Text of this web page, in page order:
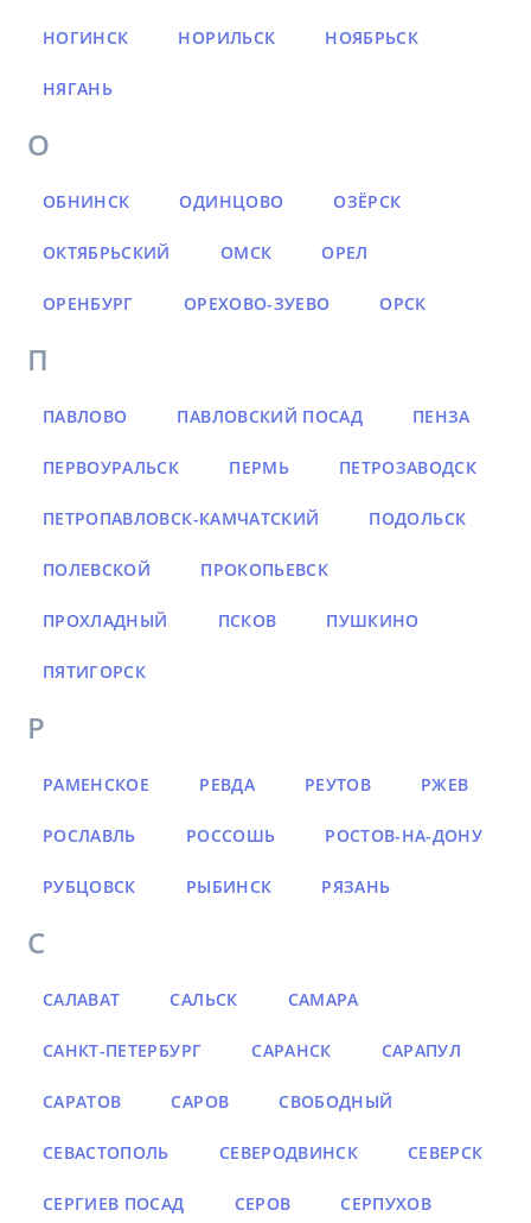
НОГИНСК НОРИЛЬСК НОЯБРЬСК
НЯГАНЬ
О
ОБНИНСК ОДИНЦОВО ОЗЁРСК
ОКТЯБРЬСКИЙ ОМСК ОРЕЛ
ОРЕНБУРГ ОРЕХОВО-ЗУЕВО ОРСК
П
ПАВЛОВО ПАВЛОВСКИЙ ПОСАД ПЕНЗА
ПЕРВОУРАЛЬСК ПЕРМЬ ПЕТРОЗАВОДСК
ПЕТРОПАВЛОВСК-КАМЧАТСКИЙ ПОДОЛЬСК
ПОЛЕВСКОЙ ПРОКОПЬЕВСК
ПРОХЛАДНЫЙ ПСКОВ ПУШКИНО
ПЯТИГОРСК
Р
РАМЕНСКОЕ РЕВДА РЕУТОВ РЖЕВ
РОСЛАВЛЬ РОССОШЬ РОСТОВ-НА-ДОНУ
РУБЦОВСК РЫБИНСК РЯЗАНЬ
С
САЛАВАТ САЛЬСК САМАРА
САНКТ-ПЕТЕРБУРГ САРАНСК САРАПУЛ
САРАТОВ САРОВ СВОБОДНЫЙ
СЕВАСТОПОЛЬ СЕВЕРОДВИНСК СЕВЕРСК
СЕРГИЕВ ПОСАД СЕРОВ СЕРПУХОВ